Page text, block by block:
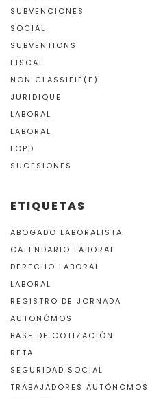
SUBVENCIONES
SOCIAL
SUBVENTIONS
FISCAL
NON CLASSIFIÉ(E)
JURIDIQUE
LABORAL
LABORAL
LOPD
SUCESIONES
ETIQUETAS
ABOGADO LABORALISTA
CALENDARIO LABORAL
DERECHO LABORAL
LABORAL
REGISTRO DE JORNADA
AUTONÓMOS
BASE DE COTIZACIÓN
RETA
SEGURIDAD SOCIAL
TRABAJADORES AUTÓNOMOS